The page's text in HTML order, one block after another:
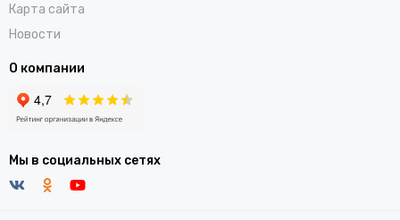
Карта сайта
Новости
О компании
Мы в социальных сетях